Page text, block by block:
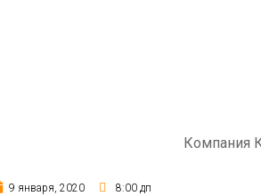
Компания
9 января, 2020 8:00 дп